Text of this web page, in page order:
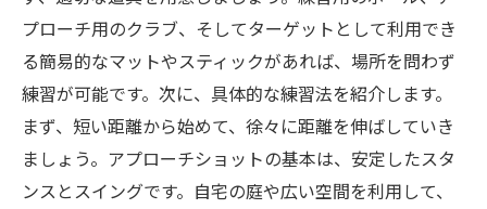
プローチ用のクラブ、そしてターゲットとして利用でき
る簡易的なマットやスティックがあれば、場所を問わず
練習が可能です。次に、具体的な練習法を紹介します。
まず、短い距離から始めて、徐々に距離を伸ばしていき
ましょう。アプローチショットの基本は、安定したスタ
ンスとスイングです。自宅の庭や広い空間を利用して、